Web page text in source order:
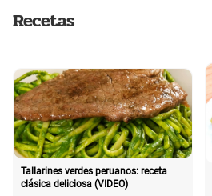
Recetas
Tallarines verdes peruanos: receta
clásica deliciosa (VIDEO)